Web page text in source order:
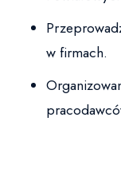
w firmach.